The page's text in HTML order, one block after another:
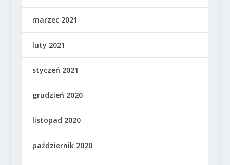
marzec 2021
luty 2021
styczeń 2021
grudzień 2020
listopad 2020
październik 2020